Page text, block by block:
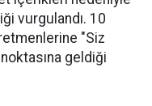
vurgulandı. 10
"Siz
geldiği